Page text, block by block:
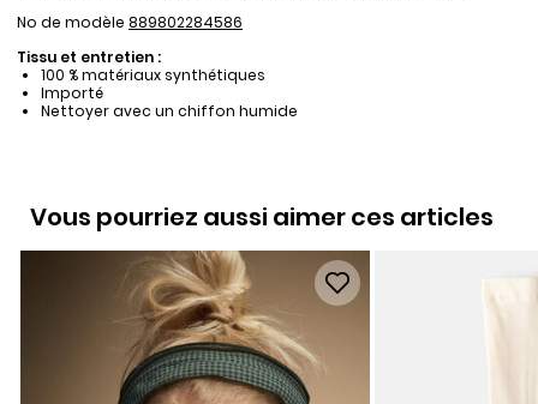
No de modèle 889802284586
Tissu et entretien :
100 % matériaux synthétiques
Importé
Nettoyer avec un chiffon humide
Vous pourriez aussi aimer ces articles